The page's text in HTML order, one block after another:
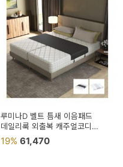
루미나D 벨트 틈새 이음패드
데일리룩 외출복 캐주얼코디
일상착용
19% 61,470